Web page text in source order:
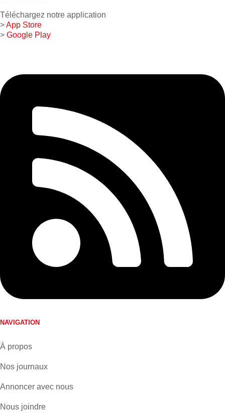
Téléchargez notre application
>App Store
> Google Play
NAVIGATION
À propos
Nos journaux
Annoncer avec nous
Nous joindre